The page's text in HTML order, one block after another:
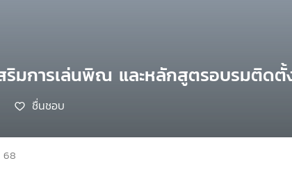
ริมการเล่นพิณ และหลักสูตรอบรมติดตั้
ชื่นชอบ
68